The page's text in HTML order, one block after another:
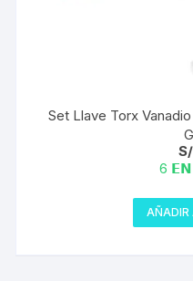
Set Llave Torx
S/
6
AÑADIR